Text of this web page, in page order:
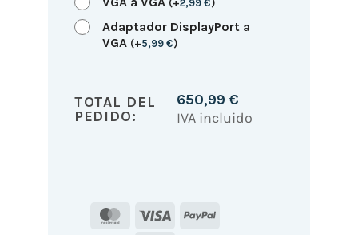
(+2,99 €)
Adaptador DisplayPort a
VGA (+5,99 €)
TOTAL DEL
PEDIDO:
650,99 €
IVA incluido
MasterCard
Visa
PayPal